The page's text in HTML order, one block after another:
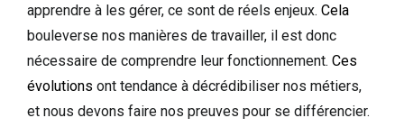
apprendre à les gérer, ce sont de réels enjeux. Cela
bouleverse nos manières de travailler, il est donc
nécessaire de comprendre leur fonctionnement. Ces
évolutions ont tendance à décrédibiliser nos métiers,
et nous devons faire nos preuves pour se différencier.